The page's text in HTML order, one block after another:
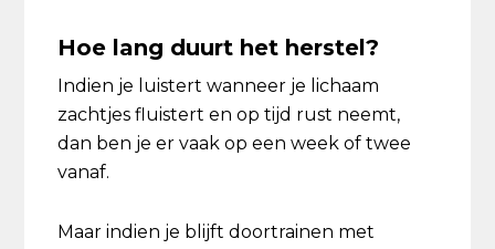
Hoe lang duurt het herstel?
Indien je luistert wanneer je lichaam
zachtjes fluistert en op tijd rust neemt,
dan ben je er vaak op een week of twee
vanaf.
Maar indien je blijft doortrainen met